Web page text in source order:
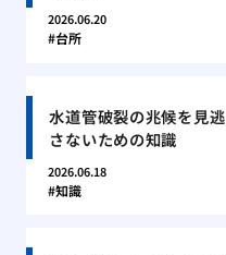
2026.06.20
台所
水道管破裂の兆候を見逃
さないための知識
2026.06.18
知識